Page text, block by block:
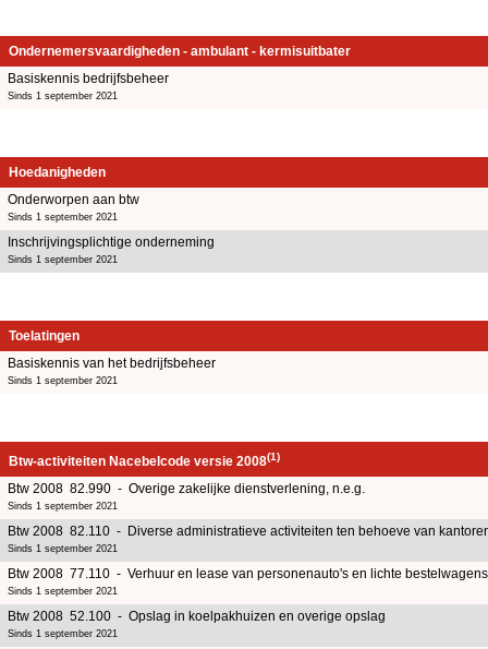
Ondernemersvaardigheden - ambulant - kermisuitbater
Basiskennis bedrijfsbeheer
Sinds 1 september 2021
Hoedanigheden
Onderworpen aan btw
Sinds 1 september 2021
Inschrijvingsplichtige onderneming
Sinds 1 september 2021
Toelatingen
Basiskennis van het bedrijfsbeheer
Sinds 1 september 2021
Btw-activiteiten Nacebelcode versie 2008(1)
Btw 2008 82.990 - Overige zakelijke dienstverlening, n.e.g.
Sinds 1 september 2021
Btw 2008 82.110 - Diverse administratieve activiteiten ten behoeve van
Sinds 1 september 2021
Btw 2008 77.110 - Verhuur en lease van personenauto's en lichte
Sinds 1 september 2021
Btw 2008 52.100 - Opslag in koelpakhuizen en overige opslag
Sinds 1 september 2021